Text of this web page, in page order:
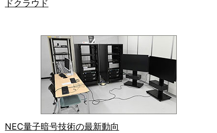
ドクラウド
NEC量子暗号技術の最新動向